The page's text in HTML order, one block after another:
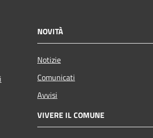
NOVITÀ
Notizie
Comunicati
Avvisi
VIVERE IL COMUNE